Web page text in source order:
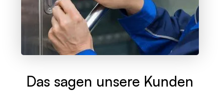
Das sagen unsere Kunden